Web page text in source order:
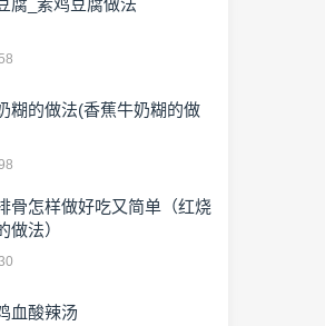
腐_素鸡豆腐做法
糊的做法(香蕉牛奶糊的做
骨怎样做好吃又简单（红烧
做法）
血酸辣汤